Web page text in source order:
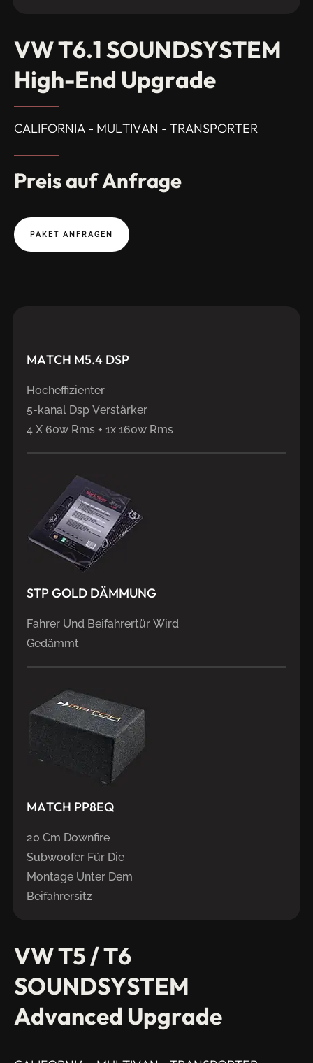
VWT6.1SOUNDSYSTEM
High-End Upgrade
CALIFORNIA - MULTIVAN - TRANSPORTER
PreisaufAnfrage
PAKET ANFRAGEN
MATCH M5.4 DSP
Hocheffizienter
5-kanal Dsp Verstärker
4 X 60w Rms + 1x 160w Rms
STPGOLD DÄMMUNG
Fahrer Und Beifahrertür Wird
Gedämmt
MATCH PP8EQ
20 Cm Downfire
Subwoofer Für Die
Montage Unter Dem
Beifahrersitz
VWT5/T6
SOUNDSYSTEM
Advanced Upgrade